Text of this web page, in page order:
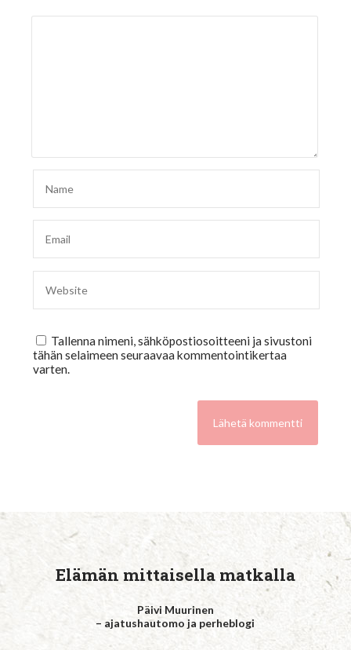
Tallenna nimeni, sähköpostiosoitteeni ja sivustoni
tähän selaimeen seuraavaa kommentointikertaa
varten.
Elämän mittaisella matkalla
Päivi Muurinen
– ajatushautomo ja perheblogi